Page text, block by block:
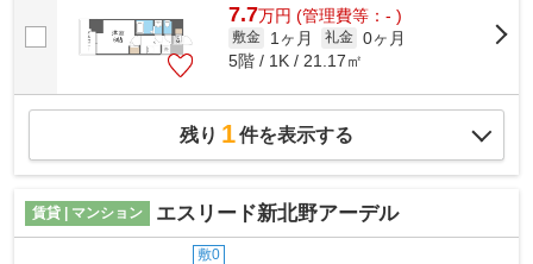
7.7万円 (管理費等：- )
敷金 1ヶ月 礼金 0ヶ月
5階 / 1K / 21.17㎡
残り 1件を表示する
賃貸 | マンション エスリード新北野アーデル
敷0